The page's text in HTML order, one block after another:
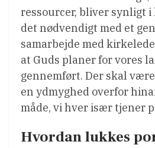
ressourcer, bliver synligt
det nødvendigt med et
samarbejde med
at Guds planer for vores
gennemført. Der skal
en ydmyghed overfor
måde, vi hver især tjener
Hvordan lukkes